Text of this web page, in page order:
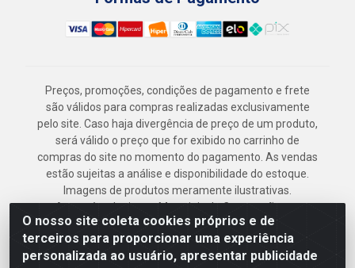
O nosso site coleta cookies próprios e de
terceiros para proporcionar uma experiência
personalizada ao usuário, apresentar publicidade
Preços, promoções, condições de pagamento e frete
são válidos para compras realizadas exclusivamente
pelo site. Caso haja divergência de preço de um produto,
será válido o preço que for exibido no carrinho de
compras do site no momento do pagamento. As vendas
estão sujeitas a análise e disponibilidade do estoque.
Imagens de produtos meramente ilustrativas.
Armazém Jenipapo Materiais de Construção em
Geral LTDA - Rua das Flores, 2691 - Guabiraba,
Recife/PE - CEP 52.291-630 - CNPJ
41.097.379/0001-